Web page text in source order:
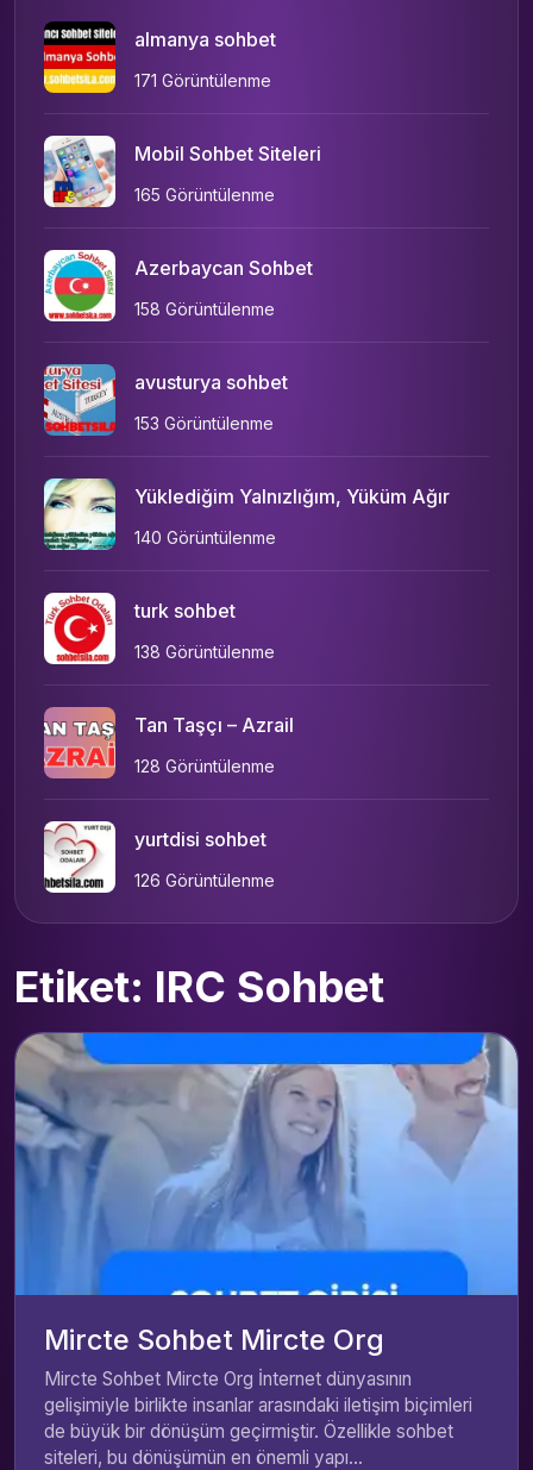
almanya sohbet
171 Görüntülenme
Mobil Sohbet Siteleri
165 Görüntülenme
Azerbaycan Sohbet
158 Görüntülenme
avusturya sohbet
153 Görüntülenme
Yüklediğim Yalnızlığım, Yüküm Ağır
140 Görüntülenme
turk sohbet
138 Görüntülenme
Tan Taşçı – Azrail
128 Görüntülenme
yurtdisi sohbet
126 Görüntülenme
Etiket: IRC Sohbet
Mircte Sohbet Mircte Org
Mircte Sohbet Mircte Org İnternet dünyasının
gelişimiyle birlikte insanlar arasındaki iletişim biçimleri
de büyük bir dönüşüm geçirmiştir. Özellikle sohbet
siteleri, bu dönüşümün en önemli yapı...